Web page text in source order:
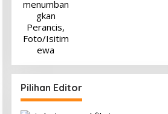
Pilihan Editor